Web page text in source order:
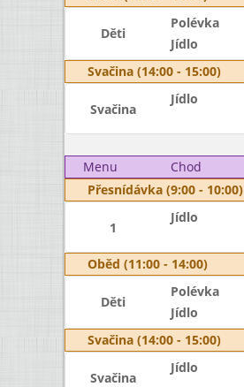
Děti
Polévka
Jídlo
Svačina (14:00 - 15:00)
Svačina
Jídlo
Menu
Chod
Přesnídávka (9:00 - 10:00)
1
Jídlo
Oběd (11:00 - 14:00)
Děti
Polévka
Jídlo
Svačina (14:00 - 15:00)
Svačina
Jídlo